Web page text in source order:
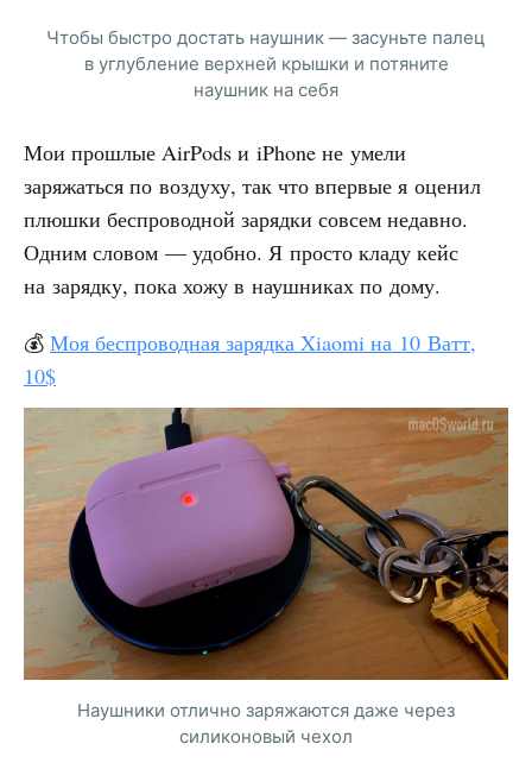
Чтобы быстро достать наушник — засуньте палец
в углубление верхней крышки и потяните
наушник на себя
Мои прошлые AirPods и iPhone не умели
заряжаться по воздуху, так что впервые я оценил
плюшки беспроводной зарядки совсем недавно.
Одним словом — удобно. Я просто кладу кейс
на зарядку, пока хожу в наушниках по дому.
💰 Моя беспроводная зарядка Xiaomi на 10 Ватт,
10$
Наушники отлично заряжаются даже через
силиконовый чехол